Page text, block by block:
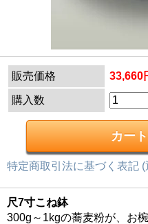
販売価格 33,660
購入数
特定商取引法に基づく表記
尺7寸こね鉢
300g～1kgの蕎麦粉が、お